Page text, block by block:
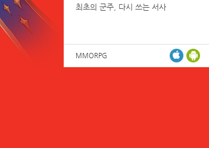
최초의 군주, 다시 쓰는 서사
MMORPG